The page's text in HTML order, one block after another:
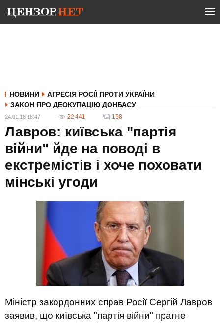
НОВИНИ
АГРЕСІЯ РОСІЇ ПРОТИ УКРАЇНИ
ЗАКОН ПРО ДЕОКУПАЦІЮ ДОНБАСУ
24.01.18 18:47 22 441 158
Лавров: київська "партія
війни" йде на поводі в
екстремістів і хоче поховати
мінські угоди
Міністр закордонних справ Росії Сергій Лавров
заявив, що київська "партія війни" прагне